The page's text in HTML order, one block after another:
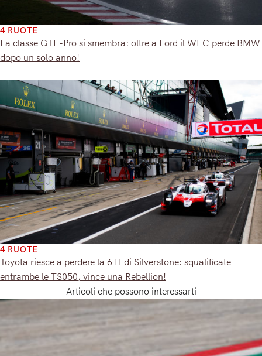
4 RUOTE
La classe GTE-Pro si smembra: oltre a Ford il WEC perde BMW
dopo un solo anno!
4 RUOTE
Toyota riesce a perdere la 6 H di Silverstone: squalificate
entrambe le TS050, vince una Rebellion!
Articoli che possono interessarti